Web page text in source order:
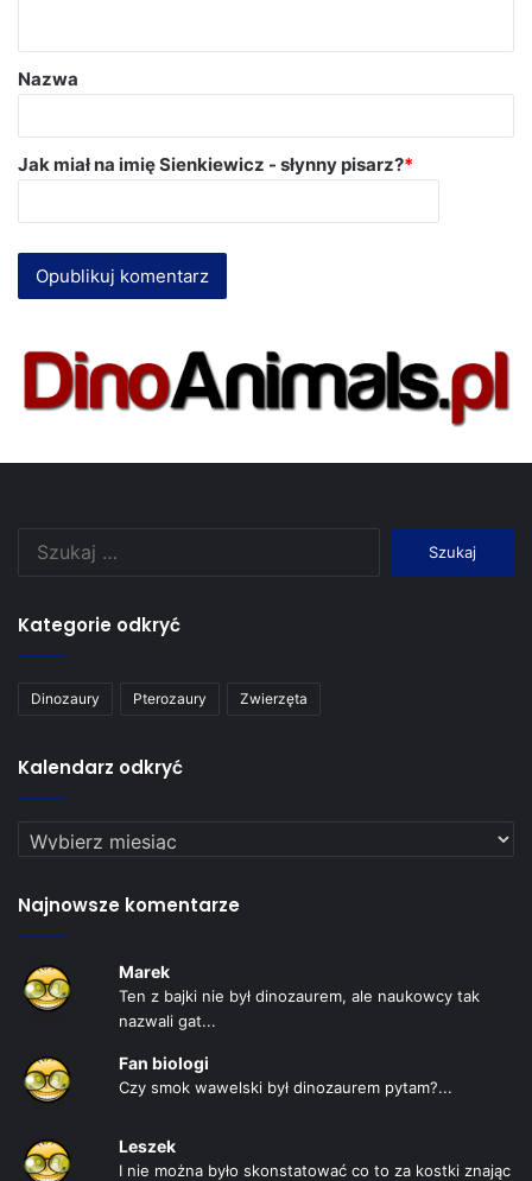
Nazwa
Jak miał na imię Sienkiewicz - słynny pisarz?*
Kategorie odkryć
Dinozaury Pterozaury Zwierzęta
Kalendarz odkryć
Kalendarz
Najnowsze komentarze
Marek
Ten z bajki nie był dinozaurem, ale naukowcy tak
nazwali gat...
Fan biologi
Czy smok wawelski był dinozaurem pytam?...
Leszek
I nie można było skonstatować co to za kostki znając